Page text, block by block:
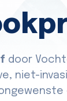
door
niet-